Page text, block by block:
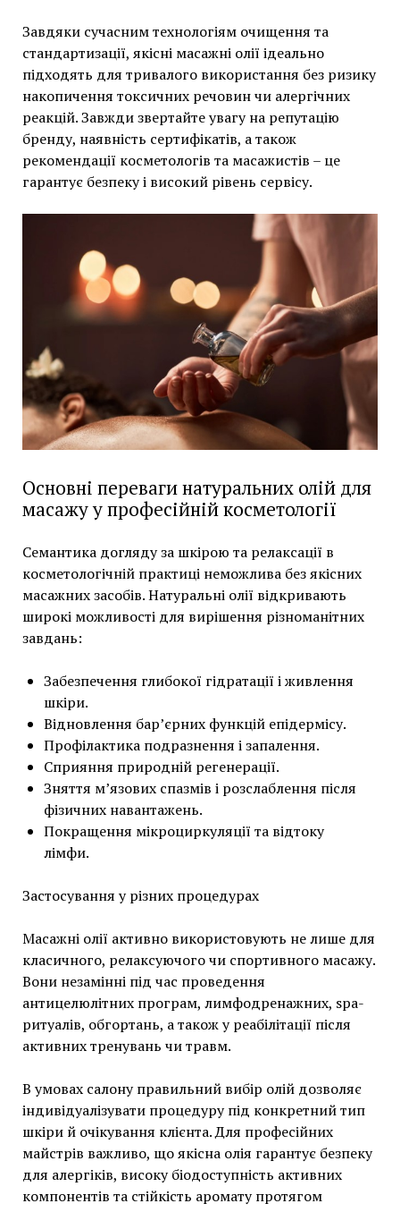
Завдяки сучасним технологіям очищення та
стандартизації, якісні масажні олії ідеально
підходять для тривалого використання без ризику
накопичення токсичних речовин чи алергічних
реакцій. Завжди звертайте увагу на репутацію
бренду, наявність сертифікатів, а також
рекомендації косметологів та масажистів – це
гарантує безпеку і високий рівень сервісу.
Основні переваги натуральних олій для
масажу у професійній косметології
Семантика догляду за шкірою та релаксації в
косметологічній практиці неможлива без якісних
масажних засобів. Натуральні олії відкривають
широкі можливості для вирішення різноманітних
завдань:
Забезпечення глибокої гідратації і живлення
шкіри.
Відновлення бар’єрних функцій епідермісу.
Профілактика подразнення і запалення.
Сприяння природній регенерації.
Зняття м’язових спазмів і розслаблення після
фізичних навантажень.
Покращення мікроциркуляції та відтоку
лімфи.
Застосування у різних процедурах
Масажні олії активно використовують не лише для
класичного, релаксуючого чи спортивного масажу.
Вони незамінні під час проведення
антицелюлітних програм, лимфодренажних, spa-
ритуалів, обгортань, а також у реабілітації після
активних тренувань чи травм.
В умовах салону правильний вибір олій дозволяє
індивідуалізувати процедуру під конкретний тип
шкіри й очікування клієнта. Для професійних
майстрів важливо, що якісна олія гарантує безпеку
для алергіків, високу біодоступність активних
компонентів та стійкість аромату протягом